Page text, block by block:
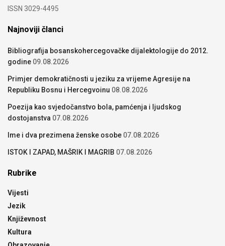
ISSN 3029-4495
Najnoviji članci
Bibliografija bosanskohercegovačke dijalektologije do 2012.
godine 09.08.2026
Primjer demokratičnosti u jeziku za vrijeme Agresije na
Republiku Bosnu i Hercegvoinu 08.08.2026
Poezija kao svjedočanstvo bola, pamćenja i ljudskog
dostojanstva 07.08.2026
Ime i dva prezimena ženske osobe 07.08.2026
ISTOK I ZAPAD, MAŠRIK I MAGRIB 07.08.2026
Rubrike
Vijesti
Jezik
Književnost
Kultura